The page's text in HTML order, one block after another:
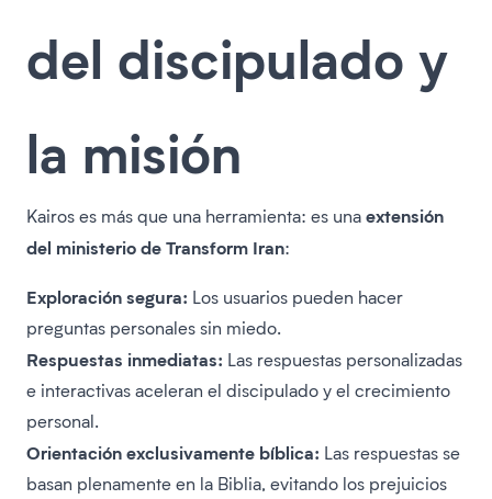
del discipulado y
la misión
Kairos es más que una herramienta: es unaextensión
del ministerio de Transform Iran:
Exploración segura: Los usuarios pueden hacer
preguntas personales sin miedo.
Respuestas inmediatas: Las respuestas personalizadas
e interactivas aceleran el discipulado y el crecimiento
personal.
Orientación exclusivamente bíblica: Las respuestas se
basan plenamente en la Biblia, evitando los prejuicios